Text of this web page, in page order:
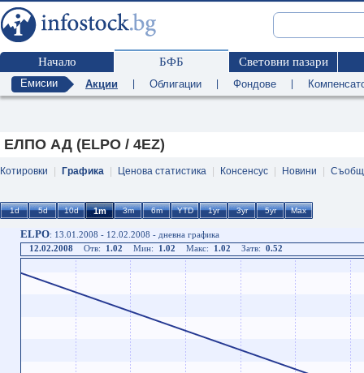
Начало БФБ Световни пазари
Емисии Акции Облигации Фондове
ЕЛПО АД (ELPO / 4EZ)
Котировки Графика Ценова статистика Консенсус Новини
ELPO: 13.01.2008 - 12.02.2008 - дневна графика
12.02.2008
Отв: 1.02 Мин: 1.02 Макс: 1.02 Затв: 0.52